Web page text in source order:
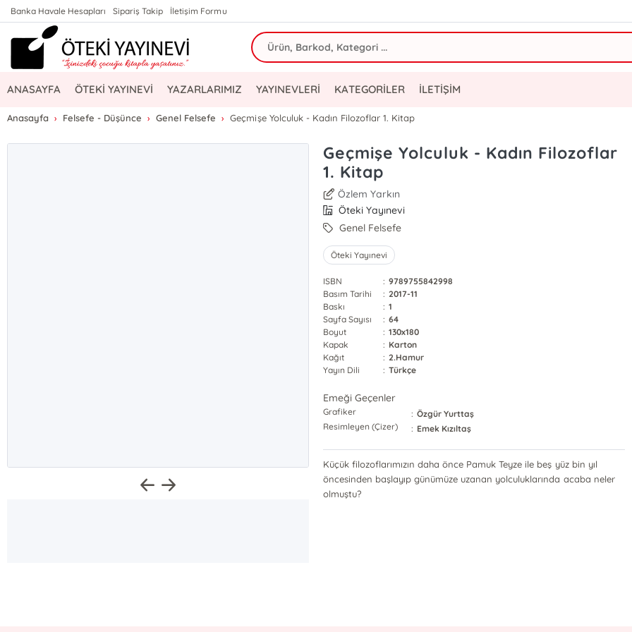
Banka Havale Hesapları Sipariş Takip İletişim Formu
ANASAYFA ÖTEKİ YAYINEVİ YAZARLARIMIZ YAYINEVLERİ KATEGORİLER İLETİŞİM
Anasayfa Felsefe - Düşünce Genel Felsefe Geçmişe Yolculuk - Kadın Filozoflar 1. Kitap
Geçmişe Yolculuk - Kadın Filozoflar
1. Kitap
Özlem Yarkın
Öteki Yayınevi
Genel Felsefe
Öteki Yayınevi
ISBN : 9789755842998
Basım Tarihi
: 2017-11
Baskı
: 1
Sayfa Sayısı
: 64
Boyut
: 130x180
Kapak
: Karton
Kağıt
: 2.Hamur
Yayın Dili
: Türkçe
Emeği Geçenler
Grafiker : Özgür Yurttaş
Resimleyen (Çizer)
: Emek Kızıltaş
Küçük filozoflarımızın daha önce Pamuk Teyze ile beş yüz bin yıl
öncesinden başlayıp günümüze uzanan yolculuklarında acaba neler
olmuştu?